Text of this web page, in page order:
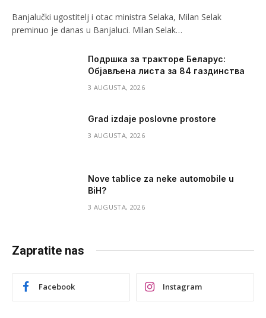
Banjalučki ugostitelj i otac ministra Selaka, Milan Selak
preminuo je danas u Banjaluci. Milan Selak…
Подршка за тракторе Беларус:
Објављена листа за 84 газдинства
3 AUGUSTA, 2026
Grad izdaje poslovne prostore
3 AUGUSTA, 2026
Nove tablice za neke automobile u
BiH?
3 AUGUSTA, 2026
Zapratite nas
Facebook Instagram